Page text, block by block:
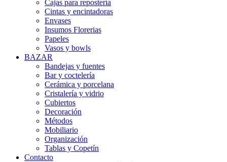
Cajas para repostería
Cintas y encintadoras
Envases
Insumos Florerias
Papeles
Vasos y bowls
BAZAR
Bandejas y fuentes
Bar y coctelería
Cerámica y porcelana
Cristalería y vidrio
Cubiertos
Decoración
Métodos
Mobiliario
Organización
Tablas y Copetín
Contacto